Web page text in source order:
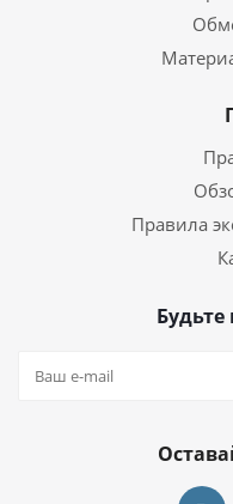
Правила
Будьте